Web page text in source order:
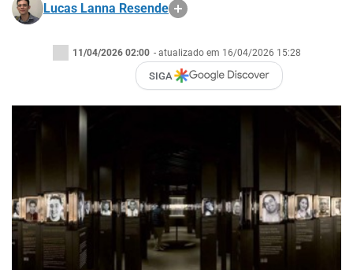
Lucas Lanna Resende
11/04/2026 02:00 - atualizado em 16/04/2026 15:28
SIGA